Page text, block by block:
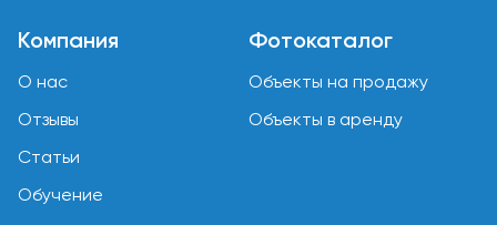
Компания
О нас
Отзывы
Статьи
Обучение
Фотокаталог
Объекты на продажу
Объекты в аренду